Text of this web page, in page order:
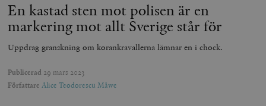
En kastad sten mot polisen är en
markering mot allt Sverige står för
Uppdrag granskning om korankravallerna lämnar en i chock.
Publicerad 29 mars 2023
Författare Alice Teodorescu Måwe